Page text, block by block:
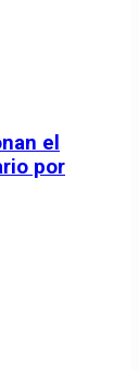
el
por